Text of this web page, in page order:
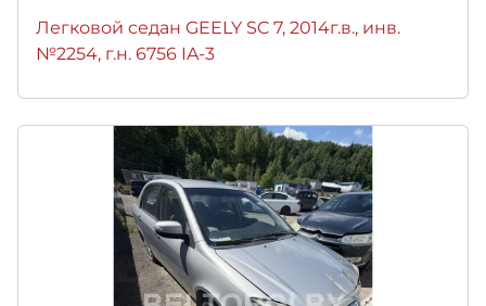
Легковой седан GEELY SC 7, 2014г.в., инв.
№2254, г.н. 6756 IA-3